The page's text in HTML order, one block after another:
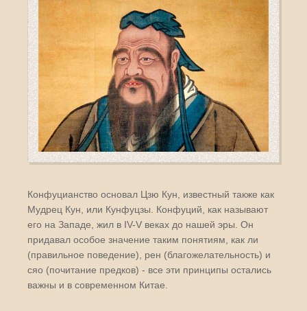
Конфуцианство основал Цзю Кун, известный также как
Мудрец Кун, или Кунфуцзы. Конфуций, как называют
его на Западе, жил в IV-V веках до нашей эры. Он
придавал особое значение таким понятиям, как ли
(правильное поведение), рен (благожелательность) и
сяо (почитание предков) - все эти принципы остались
важны и в современном Китае.